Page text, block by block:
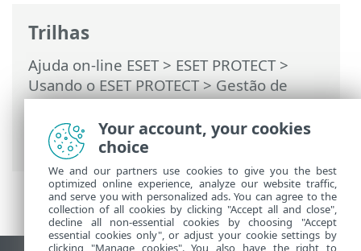
Trilhas
Ajuda on-line ESET> ESET PROTECT>
Usando o ESET PROTECT>Gestão de
dispositivo móvel de nuvem>Gerenciar
dispositivos móveis> Gerenciamento de
atualização do sistema operacional
Your account, your cookies
choice
We and our partners use cookies to give you the best
optimized online experience, analyze our website traffic,
and serve you with personalized ads. You can agree to the
collection of all cookies by clicking "Accept all and close",
decline all non-essential cookies by choosing "Accept
essential cookies only", or adjust your cookie settings by
clicking "Manage cookies". You also have the right to